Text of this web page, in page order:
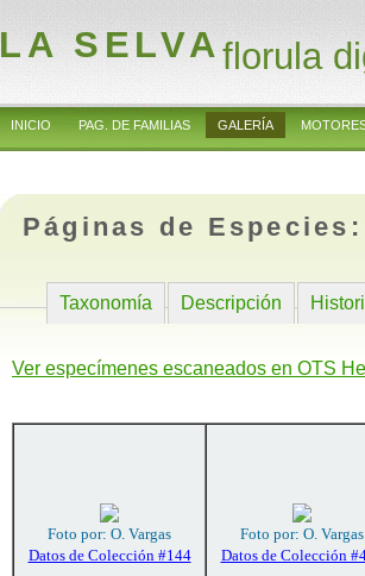
LA SELVAflorula
INICIO PAG. DE FAMILIAS GALERÍA
Páginas de
Taxonomía Descripción
Ver especímenes escaneados en OTS
Foto por: O. Vargas
Datos de Colección #144
Foto por: O. Vargas
Datos de Colección